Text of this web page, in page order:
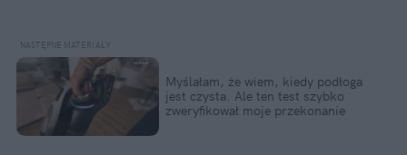
Myślałam, że wiem, kiedy podłoga
jest czysta. Ale ten test szybko
zweryfikował moje przekonanie